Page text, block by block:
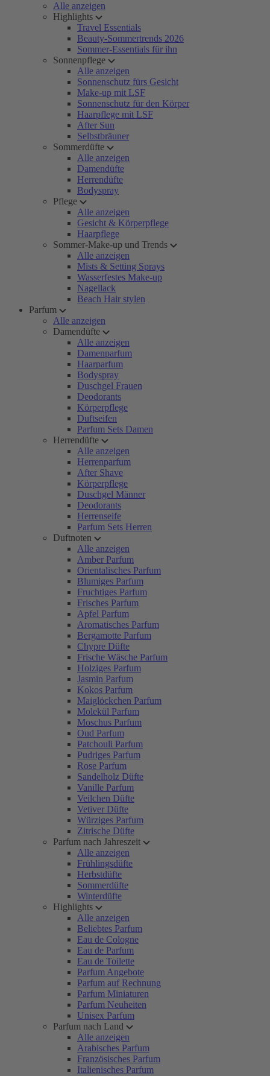
Alle anzeigen
Highlights
Travel Essentials
Beauty-Sommertrends 2026
Sommer-Essentials für ihn
Sonnenpflege
Alle anzeigen
Sonnenschutz fürs Gesicht
Make-up mit LSF
Sonnenschutz für den Körper
Haarpflege mit LSF
After Sun
Selbstbräuner
Sommerdüfte
Alle anzeigen
Damendüfte
Herrendüfte
Bodyspray
Pflege
Alle anzeigen
Gesicht & Körperpflege
Haarpflege
Sommer-Make-up und Trends
Alle anzeigen
Mists & Setting Sprays
Wasserfestes Make-up
Nagellack
Beach Hair stylen
Parfum
Alle anzeigen
Damendüfte
Alle anzeigen
Damenparfum
Haarparfum
Bodyspray
Duschgel Frauen
Deodorants
Körperpflege
Duftseifen
Parfum Sets Damen
Herrendüfte
Alle anzeigen
Herrenparfum
After Shave
Körperpflege
Duschgel Männer
Deodorants
Herrenseife
Parfum Sets Herren
Duftnoten
Alle anzeigen
Amber Parfum
Orientalisches Parfum
Blumiges Parfum
Fruchtiges Parfum
Frisches Parfum
Apfel Parfum
Aromatisches Parfum
Bergamotte Parfum
Chypre Düfte
Frische Wäsche Parfum
Holziges Parfum
Jasmin Parfum
Kokos Parfum
Maiglöckchen Parfum
Molekül Parfum
Moschus Parfum
Oud Parfum
Patchouli Parfum
Pudriges Parfum
Rose Parfum
Sandelholz Düfte
Vanille Parfum
Veilchen Düfte
Vetiver Düfte
Würziges Parfum
Zitrische Düfte
Parfum nach Jahreszeit
Alle anzeigen
Frühlingsdüfte
Herbstdüfte
Sommerdüfte
Winterdüfte
Highlights
Alle anzeigen
Beliebtes Parfum
Eau de Cologne
Eau de Parfum
Eau de Toilette
Parfum Angebote
Parfum auf Rechnung
Parfum Miniaturen
Parfum Neuheiten
Unisex Parfum
Parfum nach Land
Alle anzeigen
Arabisches Parfum
Französisches Parfum
Italienisches Parfum